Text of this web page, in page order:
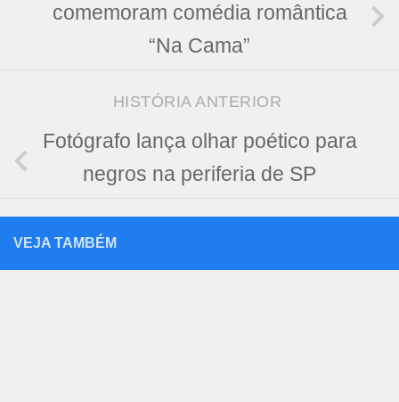
comemoram comédia romântica
“Na Cama”
HISTÓRIA ANTERIOR
Fotógrafo lança olhar poético para
negros na periferia de SP
VEJA TAMBÉM